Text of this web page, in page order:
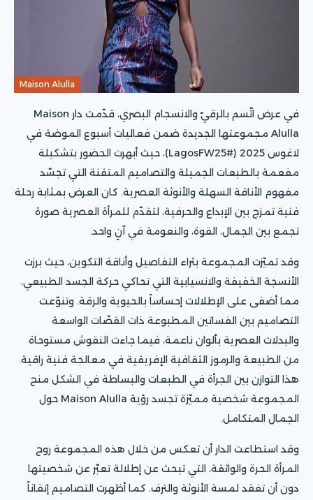
Maison Alulla
في عرض اتّسم بالرقيّ والانسجام البصري، قدّمت دار Maison
Alulla مجموعتها الجديدة ضمن فعاليات أسبوع الموضة في
لاغوس 2025 (#LagosFW25)، حيث أبهرت الحضور بتشكيلة
مفعمة بالطبعات الجميلة والتصاميم المتقنة التي تجسّد
مفهوم الأناقة السهلة والأنوثة العصرية. كان العرض بمثابة رحلة
فنية تمزج بين الإبداع والحرفية، لتقدّم للمرأة العصرية صورة
تجمع بين الجمال، القوة، والنعومة في آنٍ واحد.
وقد تميّزت المجموعة بثراء التفاصيل وأناقة التكوين، حيث برزت
الأنسجة الخفيفة والانسيابية التي تحاكي حركة الجسد الطبيعي،
مما أضفى على الإطلالات إحساساً بالحيوية والرقة. وتنوّعت
التصاميم بين الفساتين المطبوعة ذات القصّات الواسعة
والبدلات العصرية بألوان ناعمة، فيما جاءت النقوش مستوحاة
من الطبيعة والرموز الثقافية الإفريقية في معالجة فنية راقية.
هذا التوازن بين الجرأة في الطبعات والبساطة في الشكل منح
المجموعة شخصية مميّزة تجسد رؤية Maison Alulla حول
الجمال المتكامل.
وقد استطاعت الدار أن تعكس من خلال هذه المجموعة روح
المرأة الحرة والواثقة، التي تبحث عن إطلالة تعبّر عن شخصيتها
دون أن تفقد لمسة الأنوثة والترف. كما أظهرت التصاميم إتقاناً